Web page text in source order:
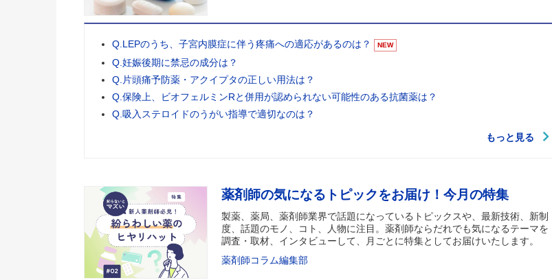
Q.LEPのうち、子宮内膜症に伴う疼痛への適応があるのは？ NEW
Q.妊娠後期に禁忌の成分は？
Q.片頭痛予防薬・アクイプタの正しい用法は？
Q.保険上、ビオフェルミンRと併用が認められない可能性のある抗菌薬は？
Q.吸入ステロイドのうがい指導で適切なのは？
もっと見る
薬剤師の気になるトピックをお届け！今月の特集
製薬、薬局、薬剤師業界で話題になっているトピックスや、最新技術、新制
度、話題のモノ、コト、人物に注目。薬剤師ならだれでも気になるテーマを
調査・取材、インタビューして、月ごとに特集としてお届けいたします。
薬剤師コラム編集部